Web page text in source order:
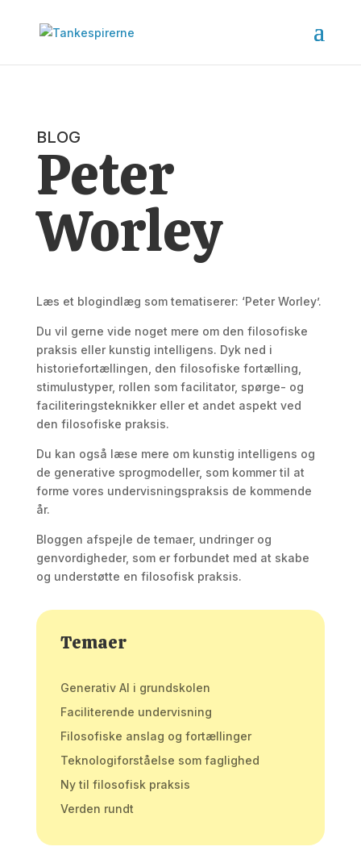
BLOG
Peter
Worley
Læs et blogindlæg som tematiserer: ‘Peter Worley’.
Du vil gerne vide noget mere om den filosofiske
praksis eller kunstig intelligens. Dyk ned i
historiefortællingen, den filosofiske fortælling,
stimulustyper, rollen som facilitator, spørge- og
faciliteringsteknikker eller et andet aspekt ved
den filosofiske praksis.
Du kan også læse mere om kunstig intelligens og
de generative sprogmodeller, som kommer til at
forme vores undervisningspraksis de kommende
år.
Bloggen afspejle de temaer, undringer og
genvordigheder, som er forbundet med at skabe
og understøtte en filosofisk praksis.
Temaer
Generativ AI i grundskolen
Faciliterende undervisning
Filosofiske anslag og fortællinger
Teknologiforståelse som faglighed
Ny til filosofisk praksis
Verden rundt